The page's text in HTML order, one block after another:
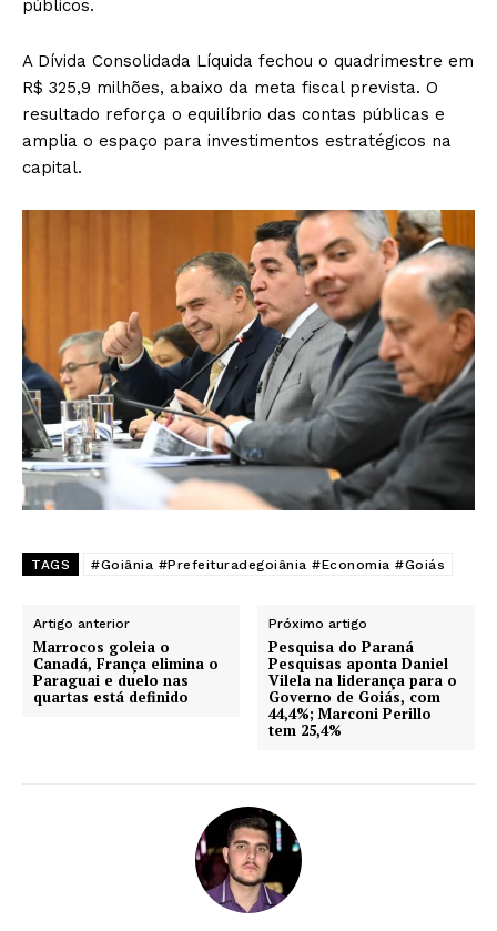
públicos.
A Dívida Consolidada Líquida fechou o quadrimestre em
R$ 325,9 milhões, abaixo da meta fiscal prevista. O
resultado reforça o equilíbrio das contas públicas e
amplia o espaço para investimentos estratégicos na
capital.
TAGS #Goiânia #Prefeituradegoiânia #Economia #Goiás
Artigo anterior
Marrocos goleia o
Canadá, França elimina o
Paraguai e duelo nas
quartas está definido
Próximo artigo
Pesquisa do Paraná
Pesquisas aponta Daniel
Vilela na liderança para o
Governo de Goiás, com
44,4%; Marconi Perillo
tem 25,4%